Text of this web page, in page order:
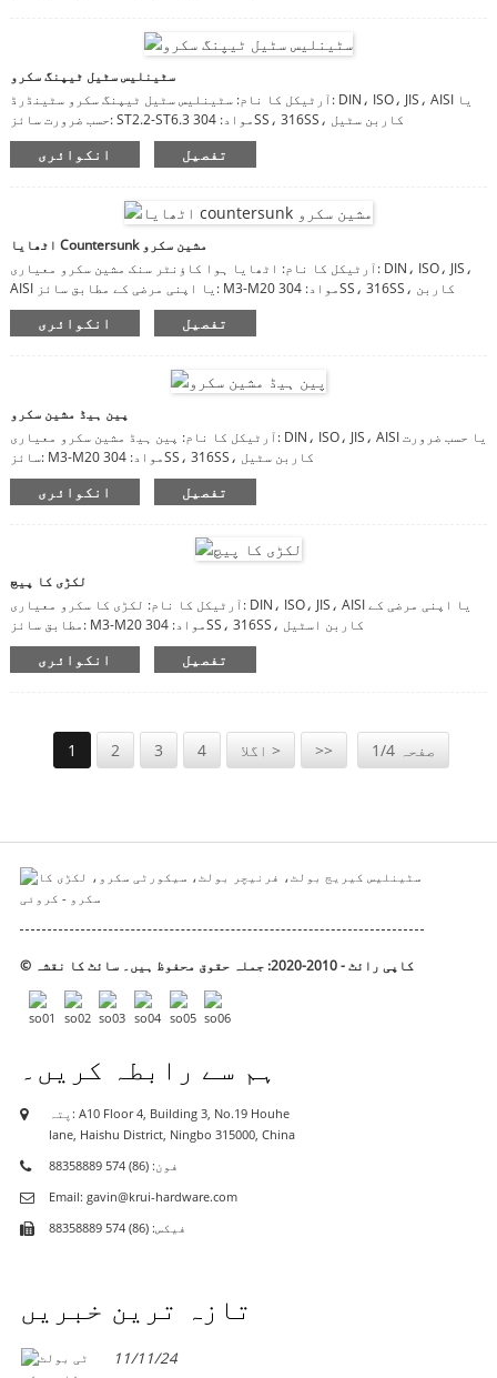
سٹینلیس سٹیل ٹیپنگ سکرو
آرٹیکل کا نام: سٹینلیس سٹیل ٹیپنگ سکرو سٹینڈرڈ: DIN، ISO، JIS، AISI یا
حسب ضرورت سائز: ST2.2-ST6.3 مواد: 304SS، 316SS، کاربن سٹیل
انکوائری تفصیل
اٹھایا Countersunk مشین سکرو
آرٹیکل کا نام: اٹھایا ہوا کاؤنٹر سنک مشین سکرو معیاری: DIN، ISO، JIS،
AISI یا اپنی مرضی کے مطابق سائز: M3-M20 مواد: 304SS، 316SS، کاربن
اسٹیل
انکوائری تفصیل
پین ہیڈ مشین سکرو
آرٹیکل کا نام: پین ہیڈ مشین سکرو معیاری: DIN، ISO، JIS، AISI یا حسب ضرورت
سائز: M3-M20 مواد: 304SS، 316SS، کاربن سٹیل
انکوائری تفصیل
لکڑی کا پیچ
آرٹیکل کا نام: لکڑی کا سکرو معیاری: DIN، ISO، JIS، AISI یا اپنی مرضی کے
مطابق سائز: M3-M20 مواد: 304SS، 316SS، کاربن اسٹیل
انکوائری تفصیل
1 2 3 4 اگلا > >> صفحہ 1/4
© کاپی رائٹ - 2010-2020: جملہ حقوق محفوظ ہیں۔ سائٹ کا نقشہ
ہم سے رابطہ کریں۔
پتہ: A10 Floor 4, Building 3, No.19 Houhe
lane, Haishu District, Ningbo 315000, China
فون: (86) 574 88358889
Email: gavin@krui-hardware.com
فیکس: (86) 574 88358889
تازہ ترین خبریں
11/11/24